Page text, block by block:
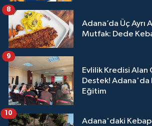
Adana’da Üç Ayrı
Mutfak: Dede
8
Evlilik Kredisi
Destek! Adana'da
Eğitim
9
Adana'daki
10